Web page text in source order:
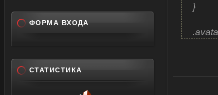
}
ФОРМА ВХОДА
СТАТИСТИКА